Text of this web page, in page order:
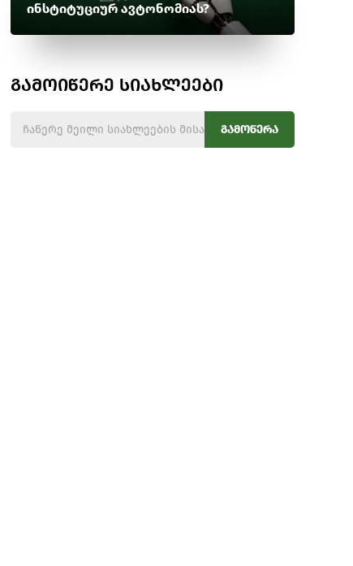
ინსტიტუციურ ავტონომიას?
გამოიწერე სიახლეები
გამოწერა